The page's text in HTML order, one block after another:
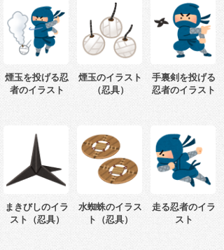
煙玉を投げる忍
者のイラスト
煙玉のイラスト
（忍具）
手裏剣を投げる
忍者のイラスト
まきびしのイラ
スト（忍具）
水蜘蛛のイラス
ト（忍具）
走る忍者のイラ
スト